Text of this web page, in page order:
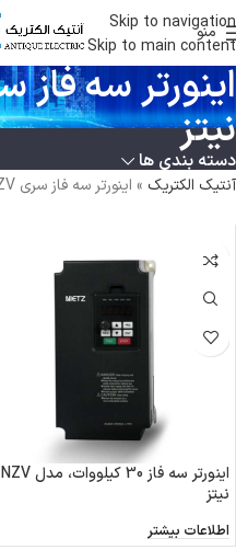
Skip to navigation
Skip to main content
منو
نیتز
دسته بندی ها
آنتیک الکتریک » اینورتر سه فاز سری NIETZ-NZV نیتز
اینورتر سه فاز 30 کیلووات، مدل NZV
نیتز
اطلاعات بیشتر